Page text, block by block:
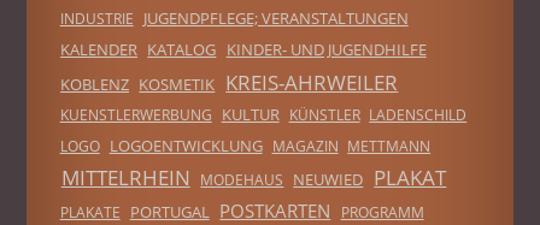
INDUSTRIE
JUGENDPFLEGE; VERANSTALTUNGEN
KALENDER KATALOG KINDER- UND JUGENDHILFE
KOBLENZ KOSMETIK KREIS-AHRWEILER
KUENSTLERWERBUNG KULTUR KÜNSTLER LADENSCHILD
LOGO
LOGOENTWICKLUNG MAGAZIN METTMANN
MITTELRHEIN MODEHAUS NEUWIED PLAKAT
PLAKATE PORTUGAL POSTKARTEN PROGRAMM